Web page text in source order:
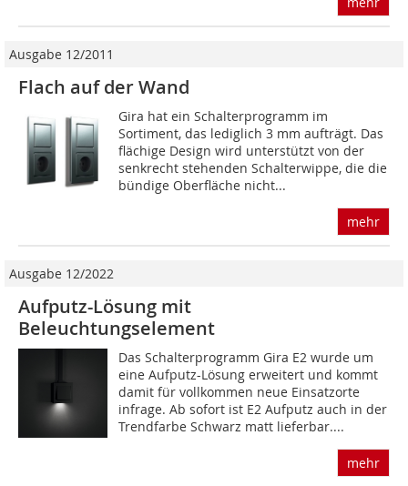
Ausgabe 12/2011
Flach auf der Wand
Gira hat ein Schalterprogramm im
Sortiment, das ledig­lich 3 mm aufträgt. Das
flächige Design wird unterstützt von der
senkrecht stehenden Schalterwippe, die die
bündige Oberfläche nicht...
mehr
Ausgabe 12/2022
Aufputz-Lösung mit
Beleuchtungselement
Das Schalterprogramm Gira E2 wurde um
eine Aufputz-Lösung erweitert und kommt
damit für vollkommen neue Einsatzorte
infrage. Ab sofort ist E2 Aufputz auch in der
Trendfarbe Schwarz matt lieferbar....
mehr